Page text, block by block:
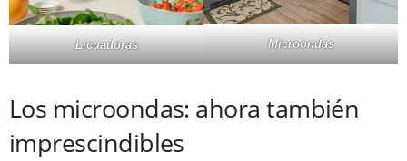
Licuadoras Microondas
Los microondas: ahora también
imprescindibles